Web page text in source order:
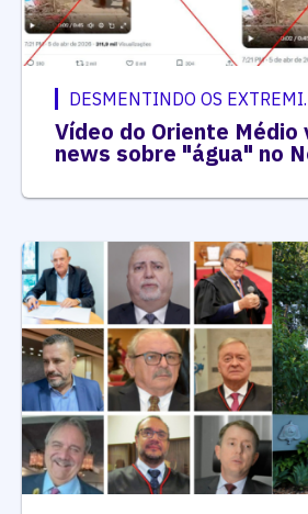
Vídeo do Oriente Médio
news sobre "água" no